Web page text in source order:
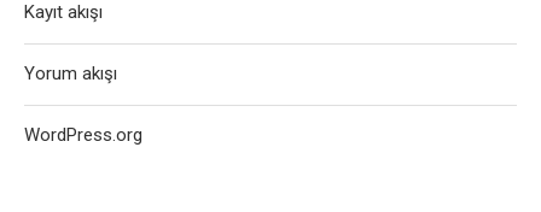
Kayıt akışı
Yorum akışı
WordPress.org